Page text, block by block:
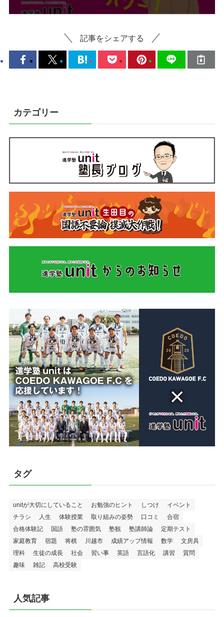
記事をシェアする
カテゴリー
タグ
unitが大切にしていること お勉強のヒント しつけ
イベント
チラシ
人生 体験授業 取り組みの姿勢 口コミ
合宿
合格体験記
国語 塾の雰囲気 塾観 塾講師論
定期テスト
家庭教育
宿題 将棋 川越市 成績アップ情報 数学
文房具
理科
生徒の成長 社会 習い事 英語 言語化 講習
質問
趣味
雑記 高校受験
人気記事